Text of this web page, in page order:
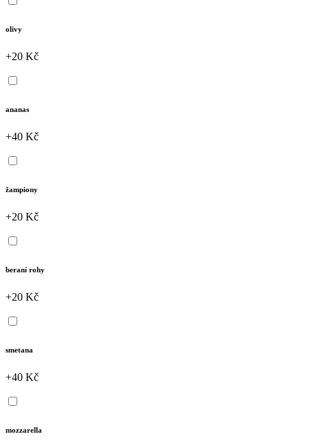
olivy
+20 Kč
ananas
+40 Kč
žampiony
+20 Kč
beraní rohy
+20 Kč
smetana
+40 Kč
mozzarella